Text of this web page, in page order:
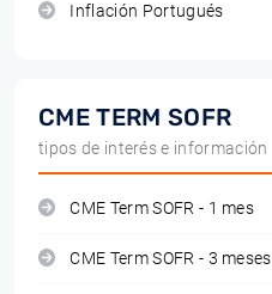
Inflación Portugués
CME TERM SOFR
tipos de interés e información
CME Term SOFR - 1 mes
CME Term SOFR - 3 meses